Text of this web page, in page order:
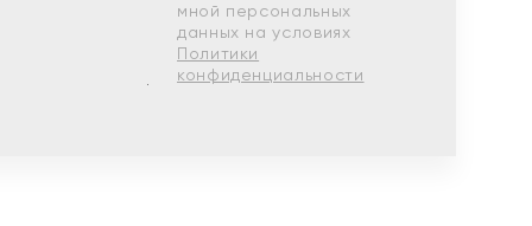
мной персональных
данных на условиях
Политики
конфиденциальности